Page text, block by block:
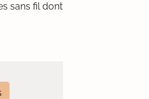
sans fil dont